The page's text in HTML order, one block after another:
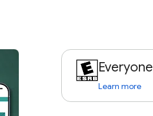
Everyone
Learn more